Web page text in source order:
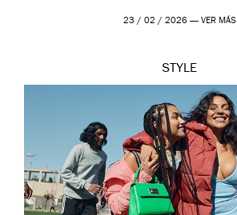
23 / 02 / 2026 — VER MÁS
STYLE